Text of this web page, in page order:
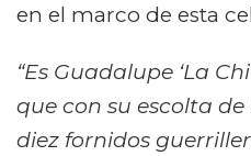
en el marco de esta
“Es Guadalupe ‘La
que con su escolta de
diez fornidos